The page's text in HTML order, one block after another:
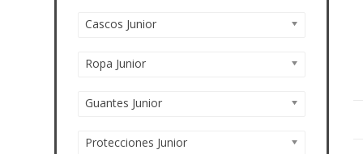
Cascos Junior
Ropa Junior
Guantes Junior
Protecciones Junior